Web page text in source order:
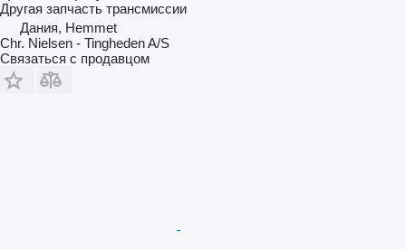
Другая запчасть трансмиссии
Дания, Hemmet
Chr. Nielsen - Tingheden A/S
Связаться с продавцом